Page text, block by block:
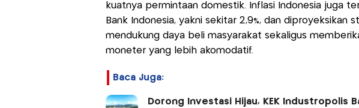
kuatnya permintaan domestik. Inflasi Indonesia juga
Bank Indonesia, yakni sekitar 2,9%, dan diproyeksikan
mendukung daya beli masyarakat sekaligus
moneter yang lebih akomodatif.
Baca Juga:
Dorong Investasi Hijau, KEK Industropolis